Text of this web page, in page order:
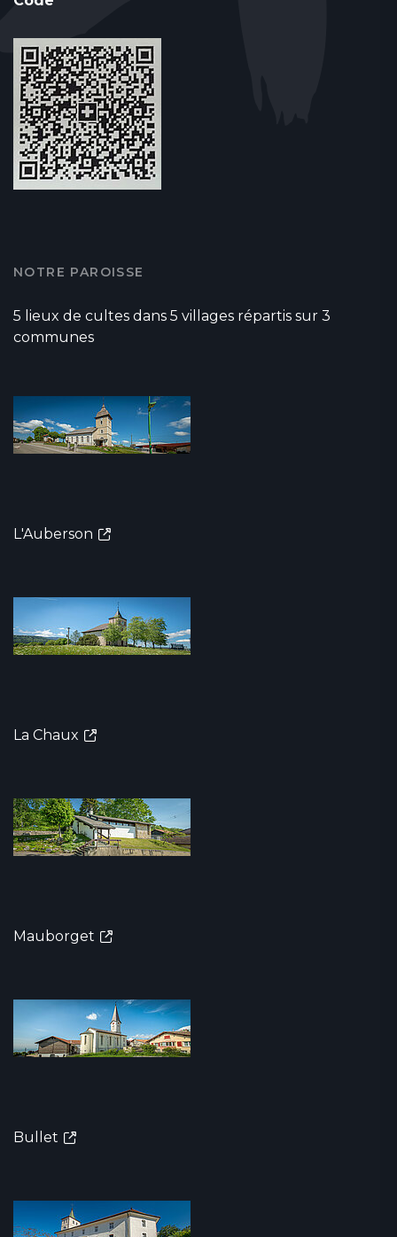
NOTRE PAROISSE
5 lieux de cultes dans 5 villages répartis sur 3
communes
L'Auberson
La Chaux
Mauborget
Bullet